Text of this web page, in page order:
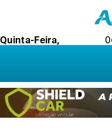
Quinta-Feira,